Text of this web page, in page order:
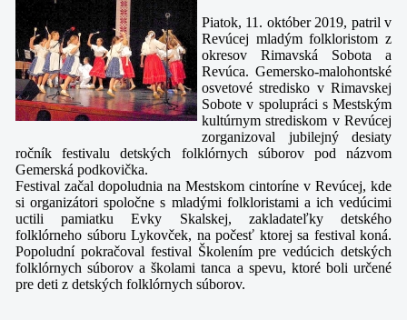
Piatok, 11. október 2019, patril v
Revúcej mladým folkloristom z
okresov Rimavská Sobota a
Revúca. Gemersko-malohontské
osvetové stredisko v Rimavskej
Sobote v spolupráci s Mestským
kultúrnym strediskom v Revúcej
zorganizoval jubilejný desiaty
ročník festivalu detských folklórnych súborov pod názvom
Gemerská podkovička.
Festival začal dopoludnia na Mestskom cintoríne v Revúcej, kde
si organizátori spoločne s mladými folkloristami a ich vedúcimi
uctili pamiatku Evky Skalskej, zakladateľky detského
folklórneho súboru Lykovček, na počesť ktorej sa festival koná.
Popoludní pokračoval festival Školením pre vedúcich detských
folklórnych súborov a školami tanca a spevu, ktoré boli určené
pre deti z detských folklórnych súborov.